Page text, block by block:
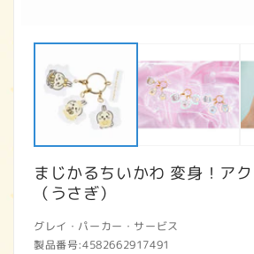
まじかるちいかわ 変身！ア
（うさぎ）
グレイ・パーカー・サービス
製品番号:4582662917491